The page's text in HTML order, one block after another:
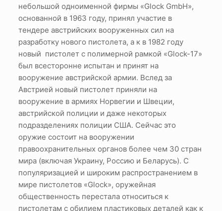
небольшой одноименной фирмы «Glock GmbH»,
основанной в 1963 году, принял участие в
тендере австрийских вооруженных сил на
разработку нового пистолета, а к в 1982 году
новый пистолет с полимерной рамкой «Glock-17»
был всесторонне испытан и принят на
вооружение австрийской армии. Вслед за
Австрией новый пистолет приняли на
вооружение в армиях Норвегии и Швеции,
австрийской полиции и даже некоторых
подразделениях полиции США. Сейчас это
оружие состоит на вооружении
правоохранительных органов более чем 30 стран
мира (включая Украину, Россию и Беларусь). С
популяризацией и широким распространением в
мире пистолетов «Glock», оружейная
общественность перестала относиться к
пистолетам с обилием пластиковых деталей как к